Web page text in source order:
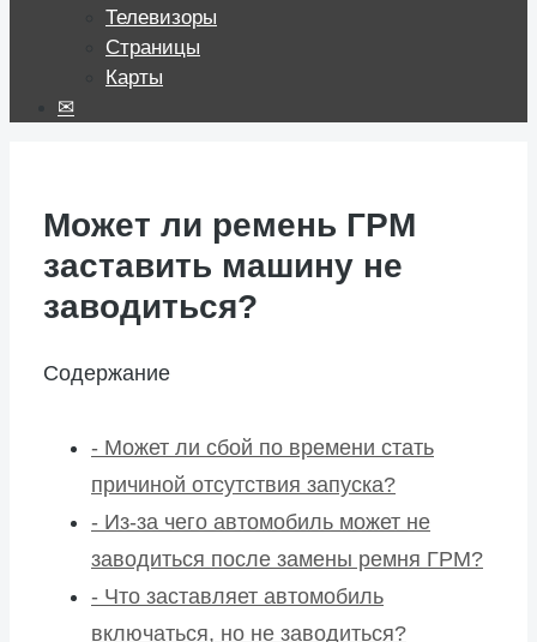
Телевизоры
Страницы
Карты
✉
Может ли ремень ГРМ
заставить машину не
заводиться?
Содержание
- Может ли сбой по времени стать
причиной отсутствия запуска?
- Из-за чего автомобиль может не
заводиться после замены ремня ГРМ?
- Что заставляет автомобиль
включаться, но не заводиться?